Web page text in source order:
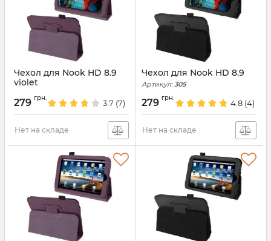
Чехол для Nook HD 8.9
violet
279 грн.
3.7 (7)
Нет на складе
Чехол для Nook HD 8.9
Артикул:305
279 грн.
4.8 (4)
Нет на складе